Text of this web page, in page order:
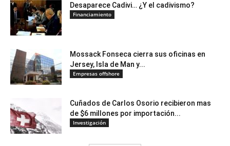
Desaparece Cadivi… ¿Y el cadivismo?
Financiamiento
Mossack Fonseca cierra sus oficinas en
Jersey, Isla de Man y...
Empresas offshore
Cuñados de Carlos Osorio recibieron mas
de $6 millones por importación...
Investigación